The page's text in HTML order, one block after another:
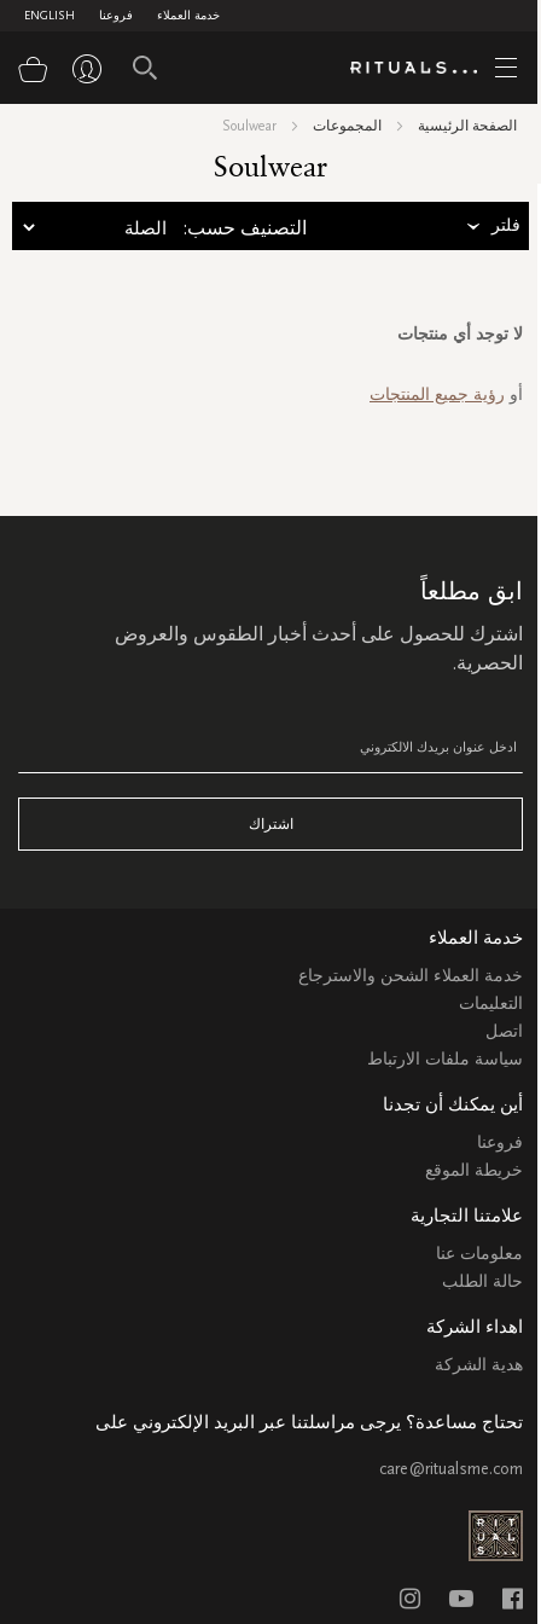
ENGLISH فروعنا خدمة العملاء
الصفحة الرئيسية المجموعات Soulwear
Soulwear
فلتر :التصنيف حسب
لا توجد أي منتجات
أو رؤية جميع المنتجات
ابق مطلعاً
اشترك للحصول على أحدث أخبار الطقوس والعروض
الحصرية.
اشتراك
خدمة العملاء
خدمة العملاء الشحن والاسترجاع
التعليمات
اتصل
سياسة ملفات الارتباط
أين يمكنك أن تجدنا
فروعنا
خريطة الموقع
علامتنا التجارية
معلومات عنا
حالة الطلب
اهداء الشركة
هدية الشركة
تحتاج مساعدة؟ يرجى مراسلتنا عبر البريد الإلكتروني على
care@ritualsme.com